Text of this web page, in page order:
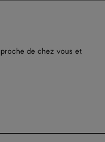
de chez vous et